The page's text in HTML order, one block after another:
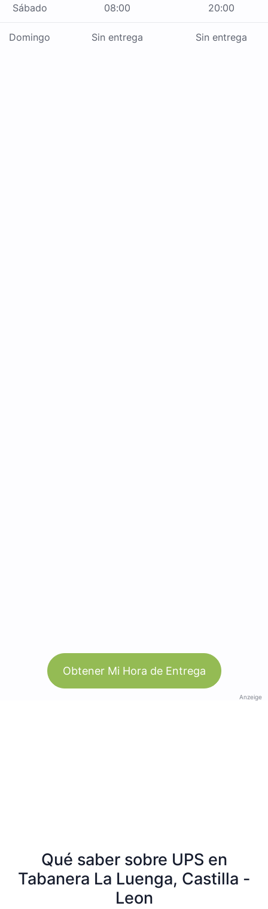
Sábado 08:00 20:00
Domingo Sin entrega Sin entrega
Obtener Mi Hora de Entrega
Anzeige
Qué saber sobre UPS en
Tabanera La Luenga, Castilla -
Leon